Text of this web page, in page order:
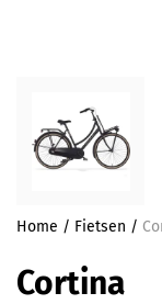
Home / Fietsen /
Cortina